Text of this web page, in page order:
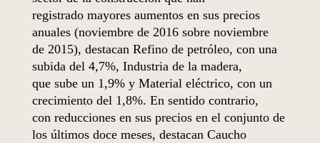
registrado mayores aumentos en sus precios
anuales (noviembre de 2016 sobre noviembre
de 2015), destacan Refino de petróleo, con una
subida del 4,7%, Industria de la madera,
que sube un 1,9% y Material eléctrico, con un
crecimiento del 1,8%. En sentido contrario,
con reducciones en sus precios en el conjunto de
los últimos doce meses, destacan Caucho